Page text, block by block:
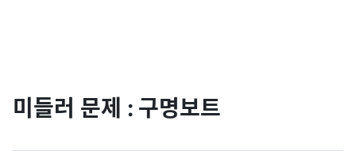
미들러 문제 : 구명보트